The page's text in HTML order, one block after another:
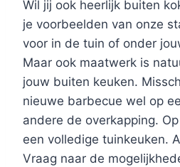
Wil jij ook heerlijk buiten
je voorbeelden van onze
voor in de tuin of onder
Maar ook maatwerk is
jouw buiten keuken.
nieuwe barbecue wel op
andere de overkapping.
een volledige tuinkeuken.
Vraag naar de